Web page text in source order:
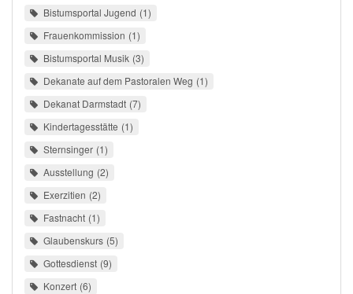
Bistumsportal Jugend 1
Frauenkommission 1
Bistumsportal Musik 3
Dekanate auf dem Pastoralen Weg 1
Dekanat Darmstadt 7
Kindertagesstätte 1
Sternsinger 1
Ausstellung 2
Exerzitien 2
Fastnacht 1
Glaubenskurs 5
Gottesdienst 9
Konzert 6